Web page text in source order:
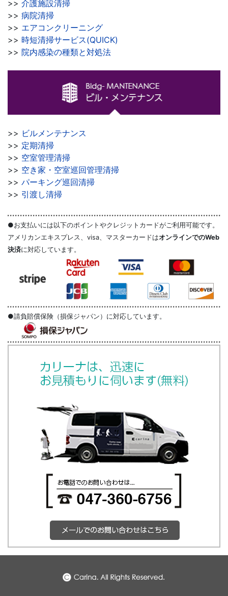
>> 介護施設清掃
>> 病院清掃
>> エアコンクリーニング
>> 時短清掃サービス(QUICK)
>> 院内感染の種類と対処法
>> ビルメンテナンス
>> 定期清掃
>> 空室管理清掃
>> 空き家・空室巡回管理清掃
>> パーキング巡回清掃
>> 引渡し清掃
●お支払いには以下のポイントやクレジットカードがご利用可能です。
アメリカンエキスプレス、visa、マスターカードはオンラインでのWeb
決済に対応しています。
●請負賠償保険（損保ジャパン）に対応しています。